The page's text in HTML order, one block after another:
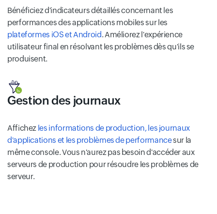
Bénéficiez d'indicateurs détaillés concernant les
performances des applications mobiles sur les
plateformes iOS et Android. Améliorez l'expérience
utilisateur final en résolvant les problèmes dès qu'ils se
produisent.
Gestion des journaux
Affichez les informations de production, les journaux
d'applications et les problèmes de performancesur la
même console. Vous n'aurez pas besoin d'accéder aux
serveurs de production pour résoudre les problèmes de
serveur.